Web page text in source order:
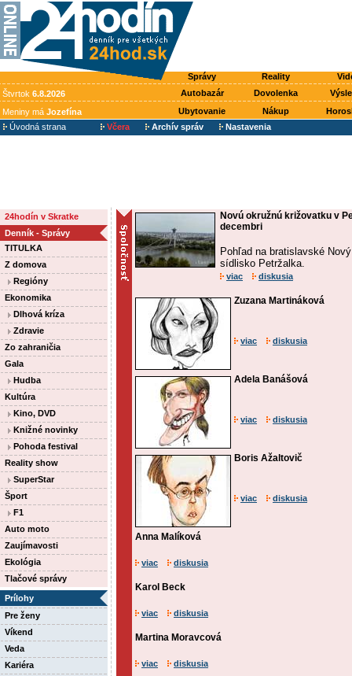
Správy Reality
Štvrtok 6.8.2026 Autobazár Dovolenka
Meniny má Jozefína Ubytovanie Nákup
Úvodná strana
Včera Archív správ Nastavenia
24hodín v Skratke
Denník - Správy
TITULKA
Z domova
Regióny
Ekonomika
Dlhová kríza
Zdravie
Zo zahraničia
Gala
Hudba
Kultúra
Kino, DVD
Knižné novinky
Pohoda festival
Reality show
SuperStar
Šport
F1
Auto moto
Zaujímavosti
Ekológia
Tlačové správy
Prílohy
Pre ženy
Víkend
Veda
Kariéra
Novú okružnú križovatku v
decembri
Pohľad na bratislavské
sídlisko Petržalka.
viac diskusia
Zuzana Martináková
viac diskusia
Adela Banášová
viac diskusia
Boris Ažaltovič
viac diskusia
Anna Malíková
viac diskusia
Karol Beck
viac diskusia
Martina Moravcová
viac diskusia